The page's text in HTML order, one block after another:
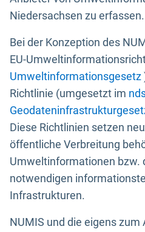
Niedersachsen zu erfassen.
Bei der Konzeption des
EU-
Umweltinformationsgesetz
Richtlinie (umgesetzt im
Diese Richtlinien setzen
öffentliche Verbreitung
Umweltinformationen bzw.
notwendigen
Infrastrukturen.
NUMIS und die eigens zum